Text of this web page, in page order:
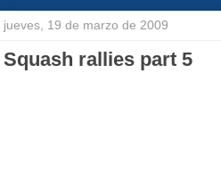
jueves, 19 de marzo de 2009
Squash rallies part 5